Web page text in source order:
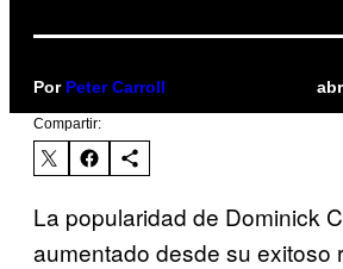
Por Peter Carroll
Compartir:
La popularidad de Dominick
aumentado desde su exitoso